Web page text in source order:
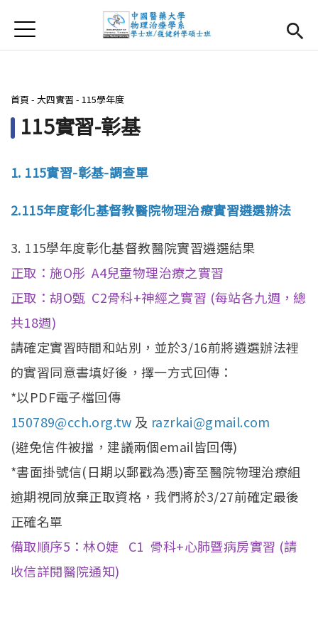
首頁
首頁
系所簡介
Open
大四實習
相關辦法
活動集錦
招生訊息
Open
高中生專區
系友回娘家
檔案下載
English
Jump to Navigation
Jump to Main content
您在這裡
首頁 - 大四實習 - 115學年度
115實習-彰基
1. 115實習-彰基-調查單
2.115年度彰化基督教醫院物理治療實習遴選辦法
3. 115學年度彰化基督教醫院實習遴選結果
正取：施O彤 A4兒童物理治療之實習
正取：胡O甄 C2骨科+神經之實習 (每站各九週，總
共18週)
請確定實習時間和站別，並於3/16前將遴選辦法裡
的實習同意書填好後，擇一方式回傳：
*以PDF電子檔回傳
150789@cch.org.tw 及 razrkai@gmail.com
(避免信件被擋，建議兩個email皆回傳)
*書面掛號信(日期以郵戳為憑)寄至醫院物理治療組
逾期視同放棄正取資格，我們將於3/27前確定最後
正確名單
備取順序5：林O婕 C1 骨科+心肺暨病房實習 (請
收信詳閱醫院通知)